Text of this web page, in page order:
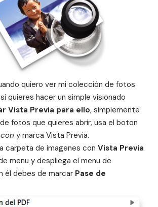
quiero ver mi colección de fotos
quieres hacer un simple visionado
Vista Previa para ello, simplemente
fotos que quieres abrir, usa el boton
y marca Vista Previa.
carpeta de imagenes con Vista Previa
menu y despliega el menu de
él debes de marcar Pase de